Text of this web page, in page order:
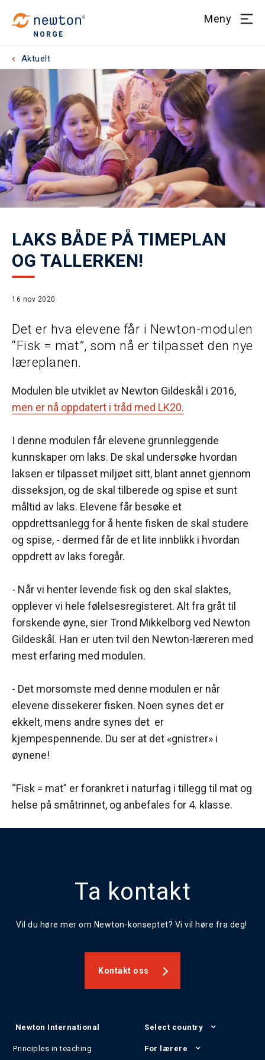
NORGE
Meny
Aktuelt
LAKS BÅDE PÅ TIMEPLAN
OG TALLERKEN!
16 nov 2020
Det er hva elevene får i Newton-modulen
“Fisk = mat”, som nå er tilpasset den nye
læreplanen.
Modulen ble utviklet av Newton Gildeskål i 2016,
men er nå oppdatert i tråd med LK20.
I denne modulen får elevene grunnleggende
kunnskaper om laks. De skal undersøke hvordan
laksen er tilpasset miljøet sitt, blant annet gjennom
disseksjon, og de skal tilberede og spise et sunt
måltid av laks. Elevene får besøke et
oppdrettsanlegg for å hente fisken de skal studere
og spise, - dermed får de et lite innblikk i hvordan
oppdrett av laks foregår.
- Når vi henter levende fisk og den skal slaktes,
opplever vi hele følelsesregisteret. Alt fra gråt til
forskende øyne, sier Trond Mikkelborg ved Newton
Gildeskål. Han er uten tvil den Newton-læreren med
mest erfaring med modulen.
- Det morsomste med denne modulen er når
elevene dissekerer fisken. Noen synes det er
ekkelt, mens andre synes det er
kjempespennende. Du ser at det «gnistrer» i
øynene!
“Fisk = mat” er forankret i naturfag i tillegg til mat og
helse på småtrinnet, og anbefales for 4. klasse.
Ta kontakt
Vil du høre mer om Newton-konseptet? Vi vil høre fra deg!
Kontakt oss
Newton International
Principles in teaching
Select country
For lærere